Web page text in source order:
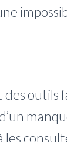
des outils